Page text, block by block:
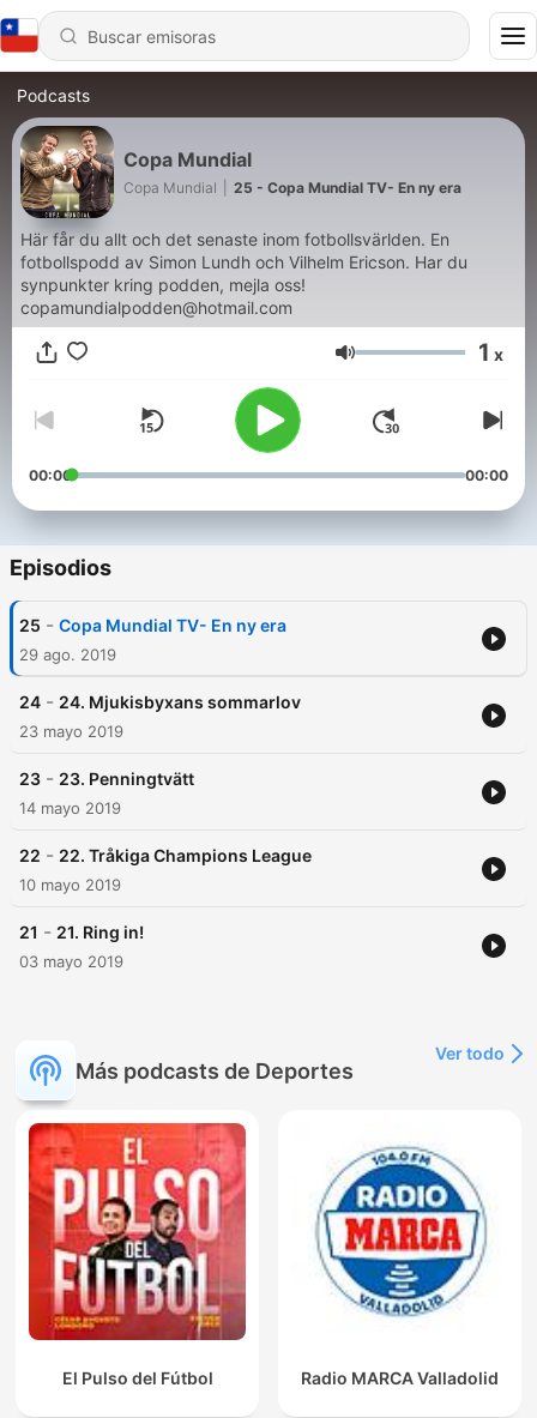
Podcasts
Copa Mundial
Copa Mundial 25 - Copa Mundial TV- En ny era
Här får du allt och det senaste inom fotbollsvärlden. En
fotbollspodd av Simon Lundh och Vilhelm Ericson. Har du
synpunkter kring podden, mejla oss!
copamundialpodden@hotmail.com
Volumen 1 x
00:00 00:00
Episodios
25 - Copa Mundial TV- En ny era
29 ago. 2019
24 - 24. Mjukisbyxans sommarlov
23 mayo 2019
23 - 23. Penningtvätt
14 mayo 2019
22 - 22. Tråkiga Champions League
10 mayo 2019
21 - 21. Ring in!
03 mayo 2019
Más podcasts de Deportes
Ver todo
El Pulso del Fútbol Radio MARCA Valladolid